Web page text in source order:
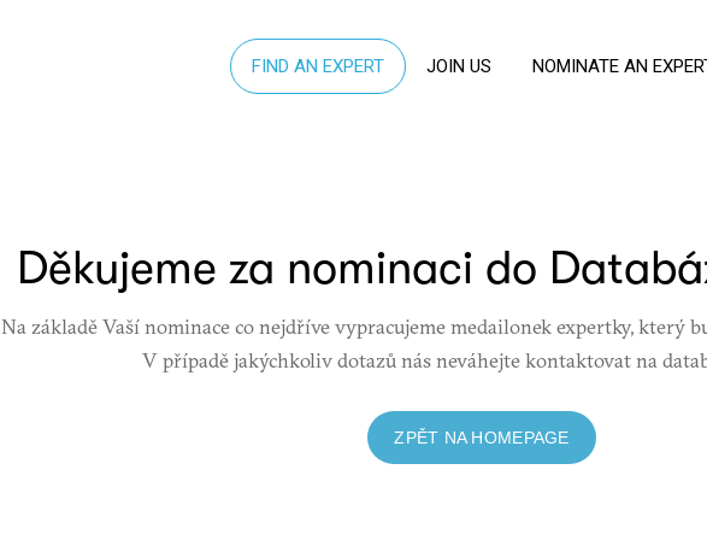
FIND AN EXPERT JOIN US NOMINATE AN
Děkujeme za nominaci do
Na základě Vaší nominace co nejdříve vypracujeme medailonek expertky, který
V případě jakýchkoliv dotazů nás neváhejte kontaktovat na
ZPĚT NA HOMEPAGE